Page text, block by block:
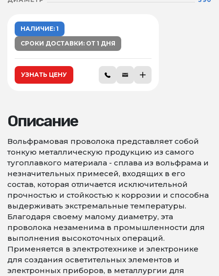
НАЛИЧИЕ: 1
СРОКИ ДОСТАВКИ: ОТ 1 ДНЯ
УЗНАТЬ ЦЕНУ
Описание
Вольфрамовая проволока представляет собой
тонкую металлическую продукцию из самого
тугоплавкого материала - сплава из вольфрама и
незначительных примесей, входящих в его
состав, которая отличается исключительной
прочностью и стойкостью к коррозии и способна
выдерживать экстремальные температуры.
Благодаря своему малому диаметру, эта
проволока незаменима в промышленности для
выполнения высокоточных операций.
Применяется в электротехнике и электронике
для создания осветительных элементов и
электронных приборов, в металлургии для